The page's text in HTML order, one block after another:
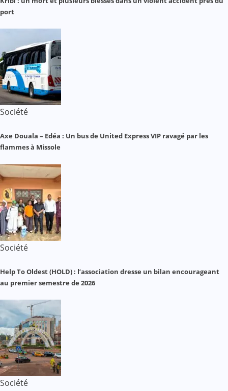
port
Société
Axe Douala – Edéa : Un bus de United Express VIP ravagé par les
flammes à Missole
Société
Help To Oldest (HOLD) : l’association dresse un bilan encourageant
au premier semestre de 2026
Société